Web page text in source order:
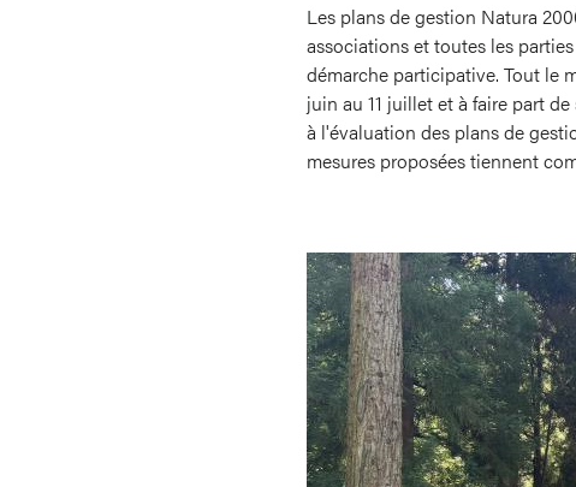
Les plans de gestion Natura
associations et toutes les
démarche participative. Tout le
juin au 11 juillet et à faire part
à l'évaluation des plans de
mesures proposées tiennent
Image